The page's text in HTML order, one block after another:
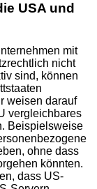
USA und
mit
nicht
sind, können
weisen darauf
vergleichbares
Beispielsweise
ohne dass
könnten.
dass US-